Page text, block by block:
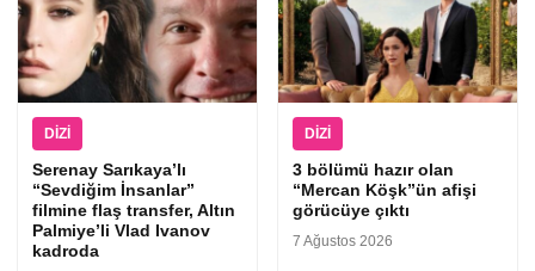
DIZI
Serenay Sarıkaya’lı
“Sevdiğim İnsanlar”
filmine flaş transfer, Altın
Palmiye’li Vlad Ivanov
kadroda
DIZI
3 bölümü hazır olan
“Mercan Köşk”ün afişi
görücüye çıktı
7 Ağustos 2026